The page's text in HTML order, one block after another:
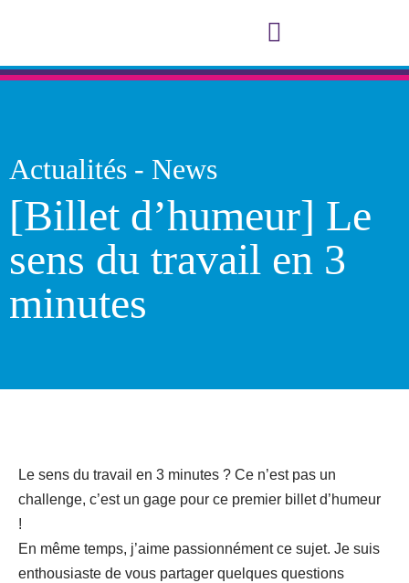
Actualités - News
[Billet d’humeur] Le
sens du travail en 3
minutes
Le sens du travail en 3 minutes ? Ce n’est pas un
challenge, c’est un gage pour ce premier billet d’humeur
!
En même temps, j’aime passionnément ce sujet. Je suis
enthousiaste de vous partager quelques questions